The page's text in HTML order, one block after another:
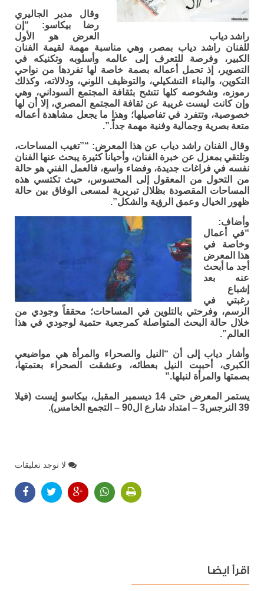
راشد دياب
وقال مدير الجاليري
رضا بيكاسو: “إن
العرض هو الأول
للفنان راشد دياب بمصر، وهي مناسبة مهمة لقيمة الفنان
الكبير، وفرصة للتعرف إلى عالمه وأسلوبه وتكنيكه في
التصوير، إذ تحمل أعماله بصمة خاصة لها تفردها من نواحي
التكوين، والبناء التشكيلي، والتوظيف اللوني، ودلالاته، وكذلك
رموزه، وشخوصه كلها تتشح بثقافة المجتمع السوداني، وهي
وإن كانت ليست غريبة عن ثقافة المجتمع المصري، إلا أن لها
خصوصية، وتتفرد في تفاصيلها؛ وهذا ما يجعل مشاهدة أعماله
متعة بصرية وجمالية وفنية مهمة جداً.”.
وقال الفنان راشد دياب عن هذا المعرض: “”تغيب المساحات،
وتلتقي بمعزل عن خبرة الفنان، وأحياناً كثيرة يبحث عنها الفنان
نفسه في فراغات جديدة، وفضاء واسع، فالعمل الفني هو حالة
من التحول من المعقول إلى المحسوس، حيث تكتسي هذه
المساحات المقصودة بظلال تبريرية لمسعى الوفاق بين حالة
ظهور الخيال وعمق الرؤية والشكل”.
وأضاف:
“في أعمال
وخاصة في
هذا المعرض
أجد ما أبحث
عنه بعد
إشباع
رغبتي في
الرسم، وفرحتي بالتلوين في المساحات؛ محققاً وجودي من
خلال حالة البحث المتواصلة كمرجعية حتمية لوجودي في هذا
العالم”.
وأشار دياب إلى أن “النيل والصحراء والمرأة هي مواضيعي
الكبرى، أحببت النيل بعطائه، وعشقت الصحراء بعتمتها،
بصمتها والمرأة لنبلها.”
يستمر المعرض حتى 14 ديسمبر المقبل، بيكاسو إيست (فيلا
39 النرجس3 – امتداد شارع ال90 – التجمع الخامس).
لا توجد تعليقات
اقرأ ايضا